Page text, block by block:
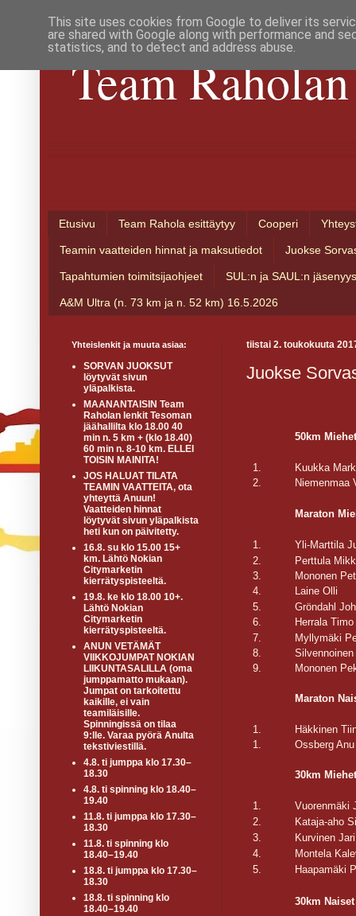
Team
Etusivu Team Rahola esittäytyy Cooperi
Teamin vaatteiden hinnat ja maksutiedot Juokse
Tapahtumien toimitsijaohjeet SUL:n ja SAUL:n jäsenyys
A&M Ultra (n. 73 km ja n. 52 km) 16.5.2026
tiistai 2. toukokuuta
Juokse
50km
1.
Kuukka
2.
Niemenmaa
Maraton
1.
Yli-Marttila
2.
Perttula
3.
Mononen
4.
Laine Olli
5.
Gröndahl
6.
Herrala Timo
7.
Myllymäki
8.
9.
Mononen
Maraton
1.
Häkkinen
1.
Ossberg Anu
30km
1.
Vuorenmäki
2.
Kataja-aho
3.
Kurvinen Jari
4.
Montela
5.
Haapamäki
30km Naiset
Yhteislenkit ja muuta asiaa:
SORVAN JUOKSUT
löytyvät sivun
yläpalkista.
MAANANTAISIN Team
Raholan lenkit Tesoman
jäähallilta klo 18.00 40
min n. 5 km + (klo 18.40)
60 min n. 8-10 km. ELLEI
TOISIN MAINITA!
JOS HALUAT TILATA
TEAMIN VAATTEITA, ota
yhteyttä Anuun!
Vaatteiden hinnat
löytyvät sivun yläpalkista
heti kun on päivitetty.
16.8. su klo 15.00 15+
km. Lähtö Nokian
Citymarketin
kierrätyspisteeltä.
19.8. ke klo 18.00 10+.
Lähtö Nokian
Citymarketin
kierrätyspisteeltä.
ANUN VETÄMÄT
VIIKKOJUMPAT NOKIAN
LIIKUNTASALILLA (oma
jumppamatto mukaan).
Jumpat on tarkoitettu
kaikille, ei vain
teamiläisille.
Spinningissä on tilaa
9:lle. Varaa pyörä Anulta
tekstiviestillä.
4.8. ti jumppa klo 17.30–
18.30
4.8. ti spinning klo 18.40–
19.40
11.8. ti jumppa klo 17.30–
18.30
11.8. ti spinning klo
18.40–19.40
18.8. ti jumppa klo 17.30–
18.30
18.8. ti spinning klo
18.40–19.40
This site uses cookies from Google to deliver its
are shared with Google along with performance and
statistics, and to detect and address abuse.